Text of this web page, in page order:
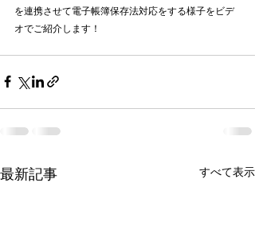
を連携させて電子帳簿保存法対応をする様子をビデ
オでご紹介します！
最新記事 すべて表示